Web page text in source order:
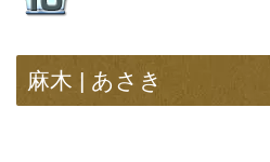
麻木 | あさき